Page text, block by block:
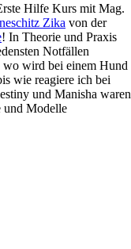
Hilfe Kurs mit Mag.
Zika von der
! In Theorie und Praxis
Notfällen
wo wird bei einem Hund
wie reagiere ich bei
und Manisha waren
und Modelle